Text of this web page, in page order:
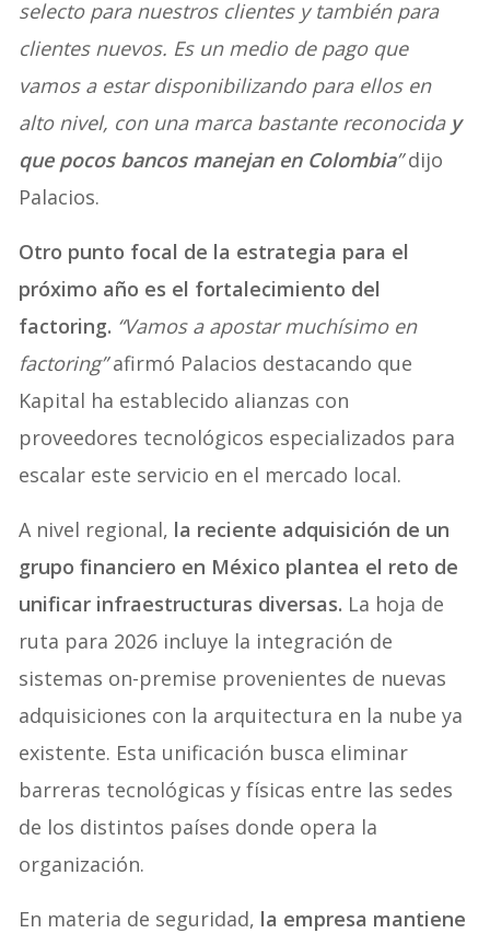
selecto para nuestros clientes y también para
clientes nuevos. Es un medio de pago que
vamos a estar disponibilizando para ellos en
alto nivel, con una marca bastante reconociday
que pocos bancos manejan en Colombia”dijo
Palacios.
Otro punto focal de la estrategia para el
próximo año es el fortalecimiento del
factoring. “Vamos a apostar muchísimo en
factoring”afirmó Palacios destacando que
Kapital ha establecido alianzas con
proveedores tecnológicos especializados para
escalar este servicio en el mercado local.
A nivel regional, la reciente adquisición de un
grupo financiero en México plantea el reto de
unificar infraestructuras diversas. La hoja de
ruta para 2026 incluye la integración de
sistemas on-premise provenientes de nuevas
adquisiciones con la arquitectura en la nube ya
existente. Esta unificación busca eliminar
barreras tecnológicas y físicas entre las sedes
de los distintos países donde opera la
organización.
En materia de seguridad, la empresa mantiene